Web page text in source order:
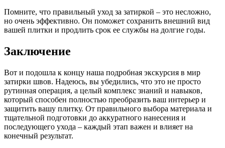
Помните, что правильный уход за затиркой – это несложно,
но очень эффективно. Он поможет сохранить внешний вид
вашей плитки и продлить срок ее службы на долгие годы.
Заключение
Вот и подошла к концу наша подробная экскурсия в мир
затирки швов. Надеюсь, вы убедились, что это не просто
рутинная операция, а целый комплекс знаний и навыков,
который способен полностью преобразить ваш интерьер и
защитить вашу плитку. От правильного выбора материала и
тщательной подготовки до аккуратного нанесения и
последующего ухода – каждый этап важен и влияет на
конечный результат.